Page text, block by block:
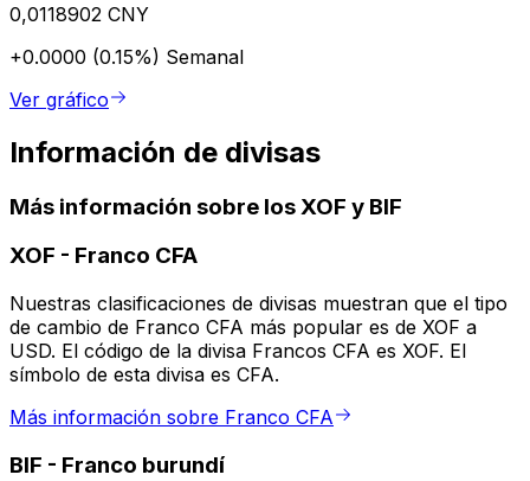
0,0118902 CNY
+0.0000 (0.15%) Semanal
Ver gráfico
Información de divisas
Más información sobre los XOF y BIF
XOF - Franco CFA
Nuestras clasificaciones de divisas muestran que el tipo
de cambio de Franco CFA más popular es de XOF a
USD. El código de la divisa Francos CFA es XOF. El
símbolo de esta divisa es CFA.
Más información sobre Franco CFA
BIF - Franco burundí